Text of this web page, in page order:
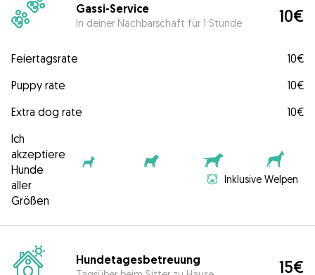
Gassi-Service
In deiner Nachbarschaft für 1 Stunde 10€
Feiertagsrate
10€
Puppy rate
10€
Extra dog rate
10€
Ich
akzeptiere
Hunde
aller
Größen
Inklusive Welpen
Hundetagesbetreuung 15€